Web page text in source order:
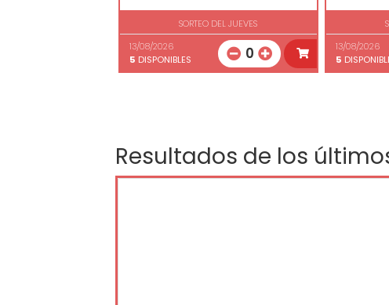
SORTEO DEL JUEVES
13/08/2026
5 DISPONIBLES 0
13/08/2026
5
Resultados de los